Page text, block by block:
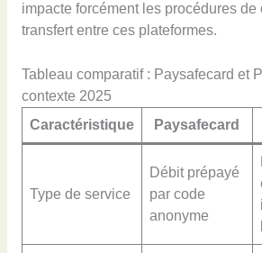
impacte forcément les procédures de
transfert entre ces plateformes.
Tableau comparatif : Paysafecard et
contexte 2025
Caractéristique
Paysafecard
Type de service
Débit prépayé
par code
anonyme